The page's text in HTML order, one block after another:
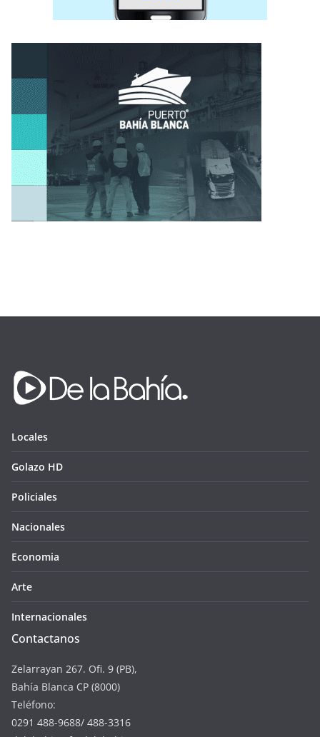
Locales
Golazo HD
Policiales
Nacionales
Economia
Arte
Internacionales
Contactanos
Zelarrayan 267. Ofi. 9 (PB),
Bahía Blanca CP (8000)
Teléfono:
0291 488-9688/ 488-3316